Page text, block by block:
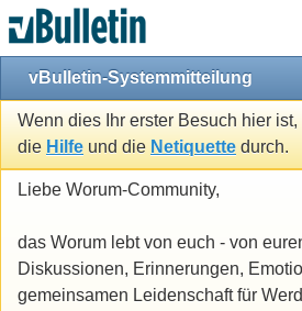
vBulletin-Systemmitteilung
Wenn dies Ihr erster Besuch hier
die Hilfe und die Netiquette durch.
Liebe Worum-Community,
das Worum lebt von euch - von
Diskussionen, Erinnerungen,
gemeinsamen Leidenschaft für